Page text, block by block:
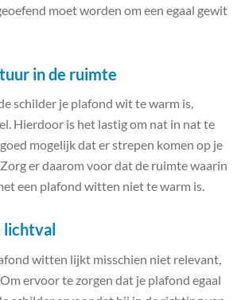
moet worden om een egaal gewit
in de ruimte
schilder je plafond wit te warm is,
Hierdoor is het lastig om nat in nat te
mogelijk dat er strepen komen op je
er daarom voor dat de ruimte waarin
een plafond witten niet te warm is.
lichtval
witten lijkt misschien niet relevant,
ervoor te zorgen dat je plafond egaal